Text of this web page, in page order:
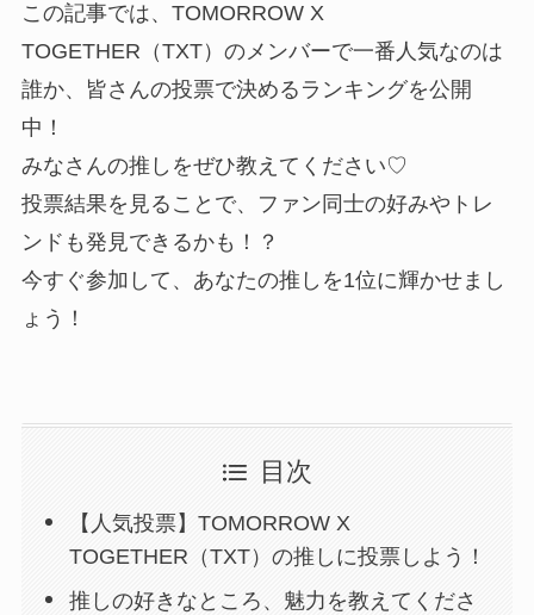
この記事では、TOMORROW X
TOGETHER（TXT）のメンバーで一番人気なのは
誰か、皆さんの投票で決めるランキングを公開
中！
みなさんの推しをぜひ教えてください♡
投票結果を見ることで、ファン同士の好みやトレ
ンドも発見できるかも！？
今すぐ参加して、あなたの推しを1位に輝かせまし
ょう！
目次
【人気投票】TOMORROW X
TOGETHER（TXT）の推しに投票しよう！
推しの好きなところ、魅力を教えてくださ